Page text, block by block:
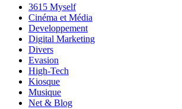
3615 Myself
Cinéma et Média
Developpement
Digital Marketing
Divers
Evasion
High-Tech
Kiosque
Musique
Net & Blog